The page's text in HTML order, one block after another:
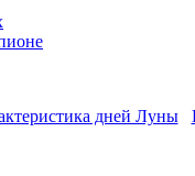
дней Луны